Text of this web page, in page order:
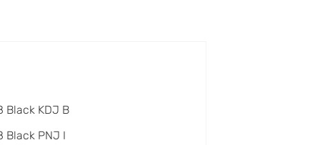
Black KDJ B
Black PNJ I